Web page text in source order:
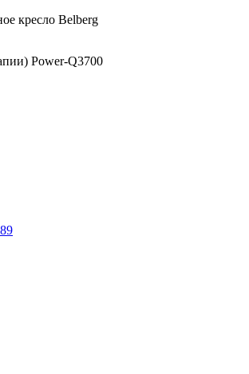
кресло Belberg
Power-Q3700